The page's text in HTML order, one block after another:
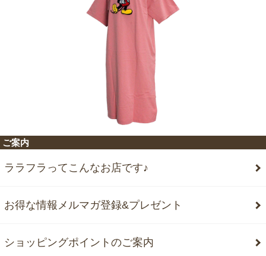
ご案内
ララフラってこんなお店です♪
お得な情報メルマガ登録&プレゼント
ショッピングポイントのご案内